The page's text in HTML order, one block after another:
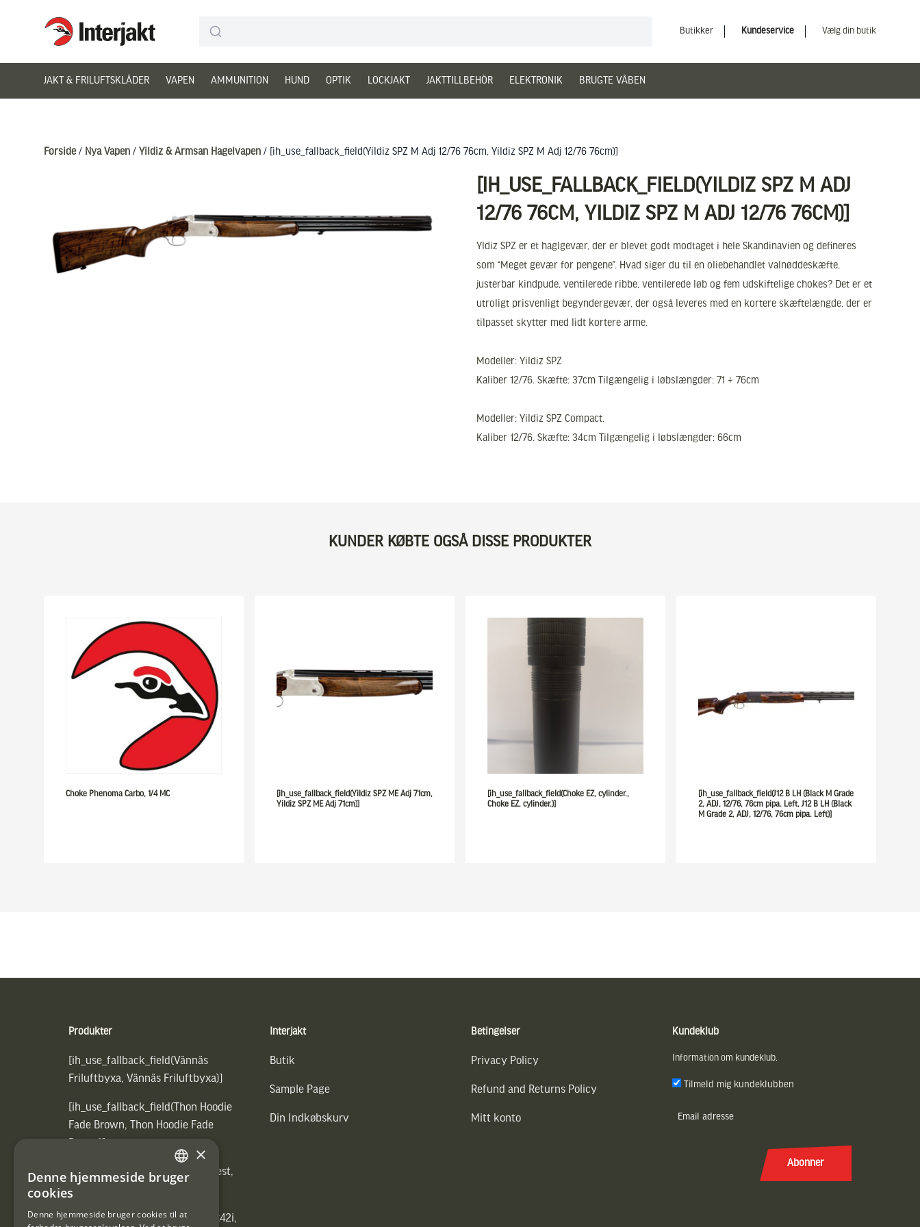
Interjakt DK
Butikker Kundeservice Vælg din butik
JAKT & FRILUFTSKLÄDER VAPEN AMMUNITION HUND OPTIK LOCKJAKT JAKTTILLBEHÖR ELEKTRONIK BRUGTE VÅBEN
Forside/ Nya Vapen / Yildiz & Armsan Hagelvapen / [ih_use_fallback_field(Yildiz SPZ M Adj 12/76 76cm, Yildiz SPZ M Adj 12/76 76cm)]
[IH_USE_FALLBACK_FIELD(YILDIZ SPZ M ADJ
12/76 76CM, YILDIZ SPZ M ADJ 12/76 76CM)]
Yldiz SPZ er et haglgevær, der er blevet godt modtaget i hele Skandinavien og defineres
som “Meget gevær for pengene”. Hvad siger du til en oliebehandlet valnøddeskæfte,
justerbar kindpude, ventilerede ribbe, ventilerede løb og fem udskiftelige chokes? Det er et
utroligt prisvenligt begyndergevær, der også leveres med en kortere skæftelængde, der er
tilpasset skytter med lidt kortere arme.
Modeller: Yildiz SPZ
Kaliber 12/76. Skæfte: 37cm Tilgængelig i løbslængder: 71 + 76cm
Modeller: Yildiz SPZ Compact.
Kaliber 12/76. Skæfte: 34cm Tilgængelig i løbslængder: 66cm
KUNDER KØBTE OGSÅ DISSE PRODUKTER
Choke Phenoma Carbo, 1/4 MC
[ih_use_fallback_field(Yildiz SPZ ME Adj 71cm,
Yildiz SPZ ME Adj 71cm)]
[ih_use_fallback_field(Choke EZ, cylinder.,
Choke EZ, cylinder.)]
[ih_use_fallback_field(J12 B LH (Black M Grade
2, ADJ, 12/76, 76cm pipa. Left, J12 B LH (Black
M Grade 2, ADJ, 12/76, 76cm pipa. Left)]
Produkter
[ih_use_fallback_field(Vännäs
Friluftbyxa, Vännäs Friluftbyxa)]
[ih_use_fallback_field(Thon Hoodie
Fade Brown, Thon Hoodie Fade
[ih_use_fallback_field(Heated vest,
Heated vest)]
[ih_use_fallback_field(C6 1,7-10x42i,
Interjakt
Butik
Sample Page
Din Indkøbskurv
Betingelser
Privacy Policy
Refund and Returns Policy
Mitt konto
Kundeklub
Information om kundeklub.
Tilmeld mig kundeklubben
E-
Abonner
SWEDISH
×
Denne hjemmeside bruger
cookies
Denne hjemmeside bruger cookies til at